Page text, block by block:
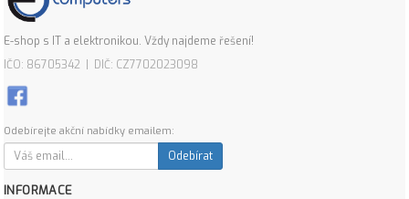
E-shop s IT a elektronikou. Vždy najdeme řešení!
IČO: 86705342 | DIČ: CZ7702023098
Odebírejte akční nabídky emailem:
Odebírat
INFORMACE